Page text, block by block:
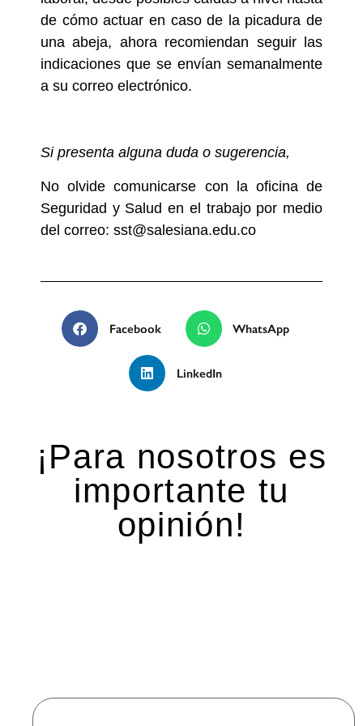
de cómo actuar en caso de la picadura de
una abeja, ahora recomiendan seguir las
indicaciones que se envían semanalmente
a su correo electrónico.
Si presenta alguna duda o sugerencia,
No olvide comunicarse con la oficina de
Seguridad y Salud en el trabajo por medio
del correo: sst@salesiana.edu.co
Facebook WhatsApp
LinkedIn
¡Para nosotros es
importante tu
opinión!